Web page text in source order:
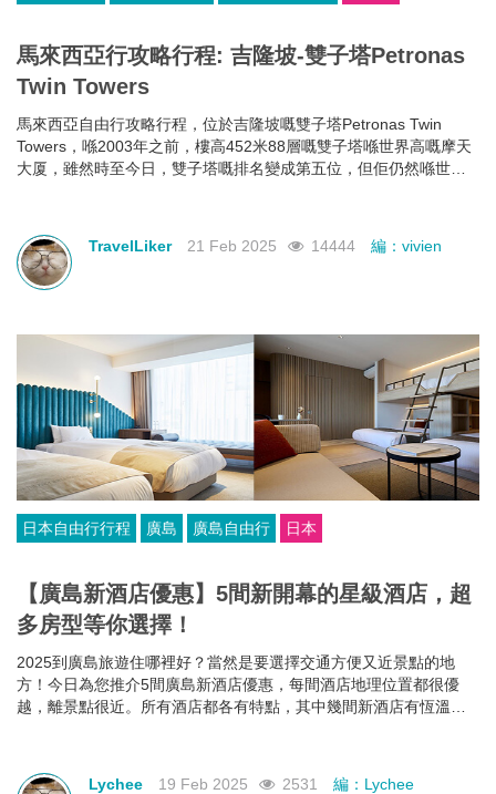
馬來西亞行攻略行程: 吉隆坡-雙子塔Petronas
Twin Towers
馬來西亞自由行攻略行程，位於吉隆坡嘅雙子塔Petronas Twin
Towers，喺2003年之前，樓高452米88層嘅雙子塔喺世界高嘅摩天
大厦，雖然時至今日，雙子塔嘅排名變成第五位，但佢仍然喺世界
TravelLiker 21 Feb 2025 14444 編：vivien
日本自由行行程 廣島 廣島自由行 日本
【廣島新酒店優惠】5間新開幕的星級酒店，超
多房型等你選擇！
2025到廣島旅遊住哪裡好？當然是要選擇交通方便又近景點的地
方！今日為您推介5間廣島新酒店優惠，每間酒店地理位置都很優
越，離景點很近。所有酒店都各有特點，其中幾間新酒店有恆溫泳
Lychee
19 Feb 2025 2531 編：Lychee